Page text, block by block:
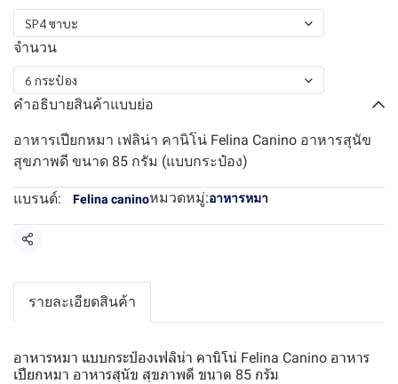
SP4 ซาบะ
จำนวน
6 กระป๋อง
คำอธิบายสินค้าแบบย่อ
อาหารเปียกหมา เฟลิน่า คานิโน่ Felina Canino อาหารสุนัข
สุขภาพดี ขนาด 85 กรัม (แบบกระป๋อง)
แบรนด์: Felina caninoหมวดหมู่:อาหารหมา
แชร์
รายละเอียดสินค้า
อาหารหมา แบบกระป๋องเฟลิน่า คานิโน่ Felina Canino อาหาร
เปียกหมา อาหารสุนัข สุขภาพดี ขนาด 85 กรัม